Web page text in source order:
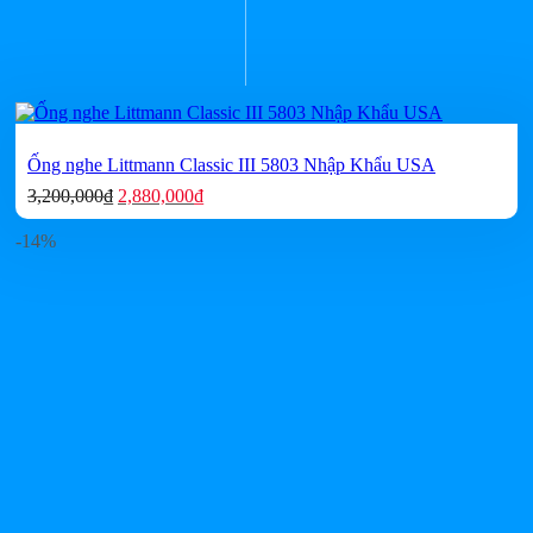
Ống nghe Littmann Classic III 5803 Nhập Khẩu USA
3,200,000₫ Giá
gốc
2,880,000₫Giá
hiện
-14%